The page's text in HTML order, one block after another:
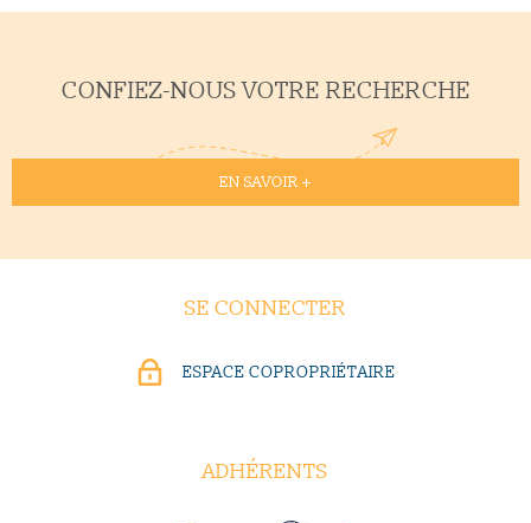
CONFIEZ-NOUS VOTRE RECHERCHE
EN SAVOIR +
SE CONNECTER
ESPACE COPROPRIÉTAIRE
ADHÉRENTS